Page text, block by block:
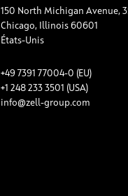
150 North Michigan Avenue,
Chicago, Illinois 60601
États-Unis
+49 7391 77004-0 (EU)
+1 248 233 3501 (USA)
info@zell-group.com